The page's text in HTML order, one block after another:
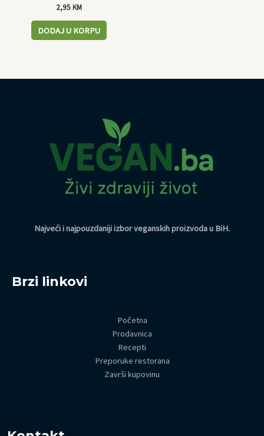
2,95KM
DODAJ U KORPU
Najveći i najpouzdaniji izbor veganskih proizvoda u BiH.
Brzi linkovi
Početna
Prodavnica
Recepti
Preporuke restorana
Završi kupovinu